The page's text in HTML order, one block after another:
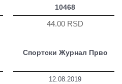
10468
44.00 RSD
Спортски Журнал Прво
12.08.2019